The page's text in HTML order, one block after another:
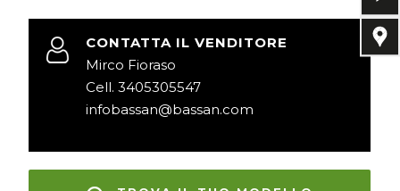
CONTATTA IL VENDITORE
Mirco Fioraso
Cell. 3405305547
infobassan@bassan.com